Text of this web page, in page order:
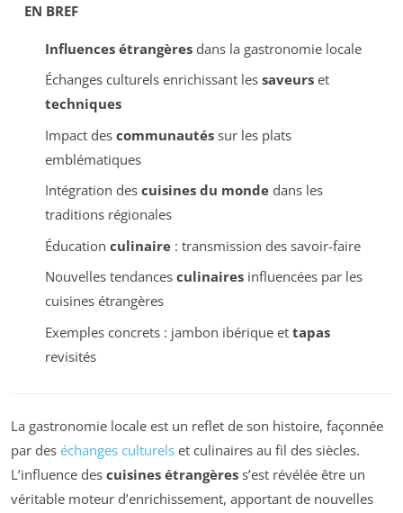
EN BREF
Influences étrangèresdans la gastronomie locale
Échanges culturels enrichissant les saveurset
techniques
Impact des communautéssur les plats
emblématiques
Intégration des cuisines du mondedans les
traditions régionales
Éducation culinaire: transmission des savoir-faire
Nouvelles tendances culinairesinfluencées par les
cuisines étrangères
Exemples concrets : jambon ibérique et tapas
revisités
La gastronomie locale est un reflet de son histoire, façonnée
par des échanges culturels et culinaires au fil des siècles.
L’influence des cuisines étrangères s’est révélée être un
véritable moteur d’enrichissement, apportant de nouvelles